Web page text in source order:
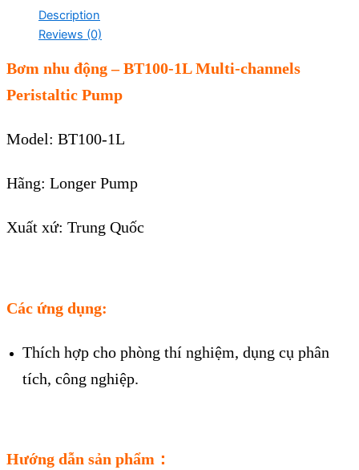
Description
Reviews (0)
Bơm nhu động – BT100-1L Multi-channels
Peristaltic Pump
Model: BT100-1L
Hãng: Longer Pump
Xuất xứ: Trung Quốc
Các ứng dụng:
Thích hợp cho phòng thí nghiệm, dụng cụ phân
tích, công nghiệp.
Hướng dẫn sản phẩm：